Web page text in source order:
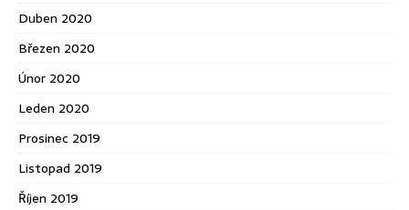
Duben 2020
Březen 2020
Únor 2020
Leden 2020
Prosinec 2019
Listopad 2019
Říjen 2019